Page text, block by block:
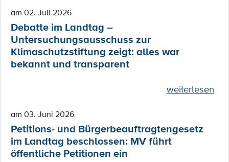
am 02. Juli 2026
Debatte im Landtag –
Untersuchungsausschuss zur
Klimaschutzstiftung zeigt: alles war
bekannt und transparent
weiterlesen
am 03. Juni 2026
Petitions- und Bürgerbeauftragtengesetz
im Landtag beschlossen: MV führt
öffentliche Petitionen ein